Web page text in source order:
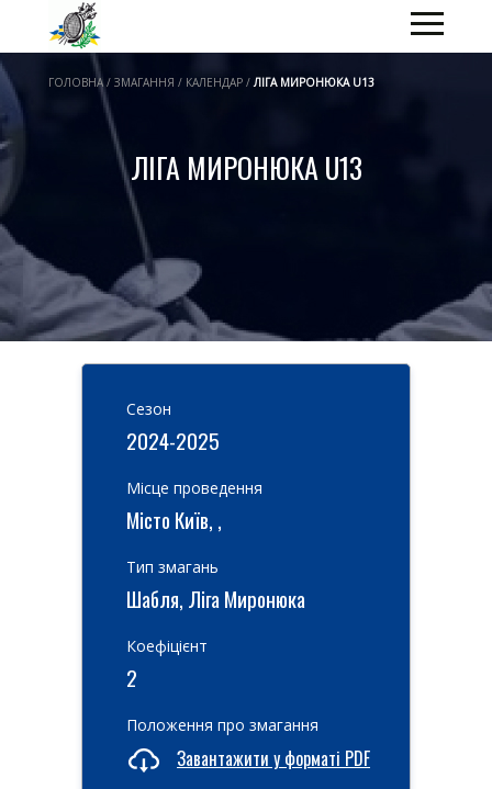
ГОЛОВНА / ЗМАГАННЯ / КАЛЕНДАР /ЛІГА МИРОНЮКА U13
ЛІГА МИРОНЮКА U13
Cезон
2024-2025
Місце проведення
Місто Київ, ,
Тип змагань
Шабля, Ліга Миронюка
Коефіцієнт
2
Положення про змагання
Завантажити у форматі PDF